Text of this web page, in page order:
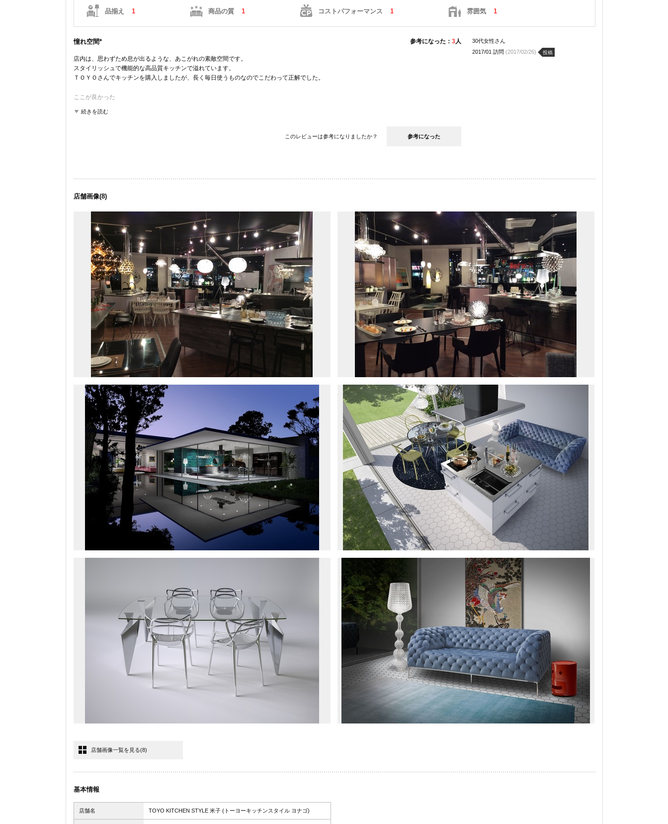
品揃え 1 商品の質 1 コストパフォーマンス 1 雰囲気 1
憧れ空間* 参考になった： 3人
店内は、思わずため息が出るような、あこがれの素敵空間です。
スタイリッシュで機能的な高品質キッチンで溢れています。
ＴＯＹＯさんでキッチンを購入しましたが、長く毎日使うものなのでこだわって正解でした。
ここが良かった
続きを読む
このレビューは参考になりましたか？ 参考になった
30代女性さん
2017/01 訪問 (2017/02/26) 投稿
店舗画像(8)
店舗画像一覧を見る(8)
基本情報
店舗名 TOYO KITCHEN STYLE 米子 (トーヨーキッチンスタイル ヨナゴ)